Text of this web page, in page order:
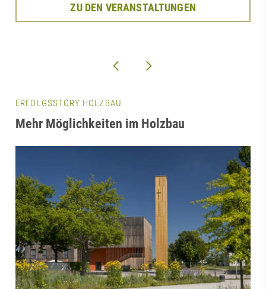
ZU DEN VERANSTALTUNGEN
ERFOLGSSTORY HOLZBAU
Mehr Möglichkeiten im Holzbau